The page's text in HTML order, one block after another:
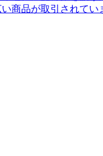
商品が取引されてい